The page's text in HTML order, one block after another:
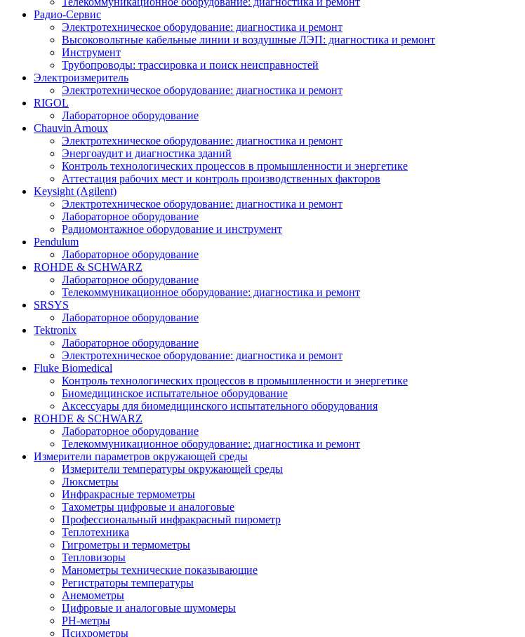
Радио-Cервис
Электротехническое оборудование: диагностика и ремонт
Высоковольтные кабельные линии и воздушные ЛЭП: диагностика и ремонт
Инструмент
Трубопроводы: трассировка и поиск неисправностей
Электроизмеритель
Электротехническое оборудование: диагностика и ремонт
RIGOL
Лабораторное оборудование
Chauvin Arnoux
Электротехническое оборудование: диагностика и ремонт
Энергоаудит и диагностика зданий
Контроль технологических процессов в промышленности и энергетике
Аттестация рабочих мест и контроль производственных факторов
Keysight (Agilent)
Электротехническое оборудование: диагностика и ремонт
Лабораторное оборудование
Радиомонтажное оборудование и инструмент
Pendulum
Лабораторное оборудование
ROHDE & SCHWARZ
Лабораторное оборудование
Телекоммуникационное оборудование: диагностика и ремонт
SRSYS
Лабораторное оборудование
Tektronix
Лабораторное оборудование
Электротехническое оборудование: диагностика и ремонт
Fluke Biomedical
Контроль технологических процессов в промышленности и энергетике
Биомедицинское испытательное оборудование
Аксессуары для биомедицинского испытательного оборудования
ROHDE & SCHWARZ
Лабораторное оборудование
Телекоммуникационное оборудование: диагностика и ремонт
Измерители параметров окружающей среды
Измерители температуры окружающей среды
Люксметры
Инфракрасные термометры
Тахометры цифровые и аналоговые
Профессиональный инфракрасный пирометр
Теплотехника
Гигрометры и термометры
Тепловизоры
Манометры технические показывающие
Регистраторы температуры
Анемометры
Цифровые и аналоговые шумомеры
PH-метры
Психрометры